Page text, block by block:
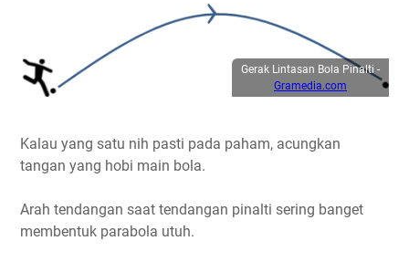
Gerak Lintasan Bola Pinalti -
Gramedia.com
Kalau yang satu nih pasti pada paham, acungkan
tangan yang hobi main bola.
Arah tendangan saat tendangan pinalti sering banget
membentuk parabola utuh.